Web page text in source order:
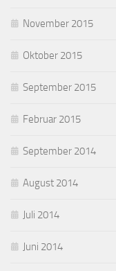
November 2015
Oktober 2015
September 2015
Februar 2015
September 2014
August 2014
Juli 2014
Juni 2014